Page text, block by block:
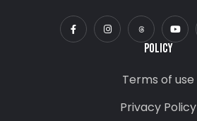
POLICY
Terms of use
Privacy Policy